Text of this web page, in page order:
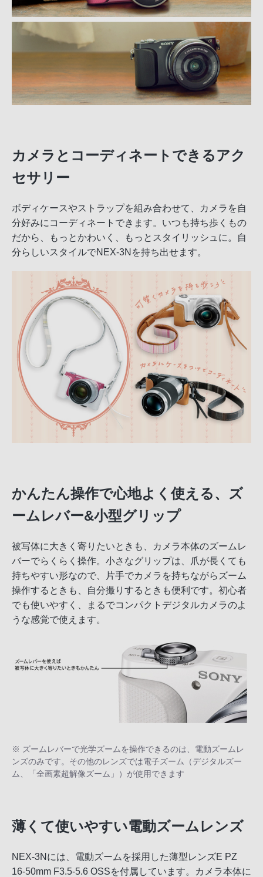
カメラとコーディネートできるアク
セサリー
ボディケースやストラップを組み合わせて、カメラを自
分好みにコーディネートできます。いつも持ち歩くもの
だから、もっとかわいく、もっとスタイリッシュに。自
分らしいスタイルでNEX-3Nを持ち出せます。
かんたん操作で心地よく使える、ズ
ームレバー&小型グリップ
被写体に大きく寄りたいときも、カメラ本体のズームレ
バーでらくらく操作。小さなグリップは、爪が長くても
持ちやすい形なので、片手でカメラを持ちながらズーム
操作するときも、自分撮りするときも便利です。初心者
でも使いやすく、まるでコンパクトデジタルカメラのよ
うな感覚で使えます。
※ ズームレバーで光学ズームを操作できるのは、電動ズームレ
ンズのみです。その他のレンズでは電子ズーム（デジタルズー
ム、「全画素超解像ズーム」）が使用できます
薄くて使いやすい電動ズームレンズ
NEX-3Nには、電動ズームを採用した薄型レンズE PZ
16-50mm F3.5-5.6 OSSを付属しています。カメラ本体に